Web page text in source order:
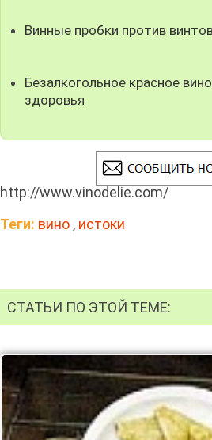
Винные пробки против
Безалкогольное красное
здоровья
http://www.vinodelie.com/
Теги: вино , истоки
СТАТЬИ ПО ЭТОЙ ТЕМЕ: